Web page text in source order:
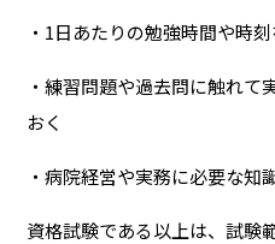
・1日あたりの勉強時間や時
・練習問題や過去問に触れて
おく
・病院経営や実務に必要な知
資格試験である以上は、試験